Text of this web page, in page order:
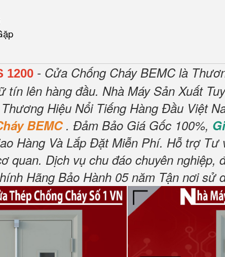
1200 - Cửa Chống Cháy BEMC là
tín lên hàng đầu. Nhà Máy Sản Xuất
Hiệu Nổi Tiếng Hàng Đầu Việt
BEMC . Đảm Bảo Giá Gốc 100%,
Hàng Và Lắp Đặt Miễn Phí. Hỗ trợ Tư
quan. Dịch vụ chu đáo chuyên nghiệp,
Hãng Bảo Hành 05 năm Tận nơi sử